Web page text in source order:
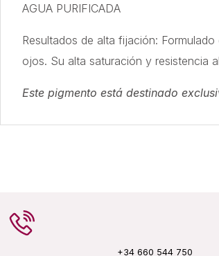
AGUA PURIFICADA
Resultados de alta fijación:
ojos. Su alta saturación y resistencia
Este pigmento está destinado
+34 660 544 750